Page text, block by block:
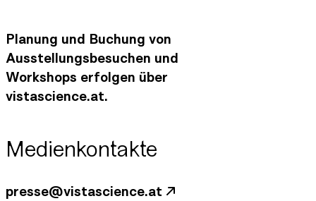
Planung und Buchung von
Ausstellungsbesuchen und
Workshops erfolgen über
vistascience.at.
Medienkontakte
presse@vistascience.at